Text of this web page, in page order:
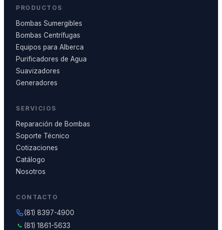
PRODUCTOS
Bombas Sumergibles
Bombas Centrífugas
Equipos para Alberca
Purificadores de Agua
Suavizadores
Generadores
SERVICIOS
Reparación de Bombas
Soporte Técnico
Cotizaciones
Catálogo
Nosotros
CONTACTO
(81) 8397-4900
(81) 1861-5633